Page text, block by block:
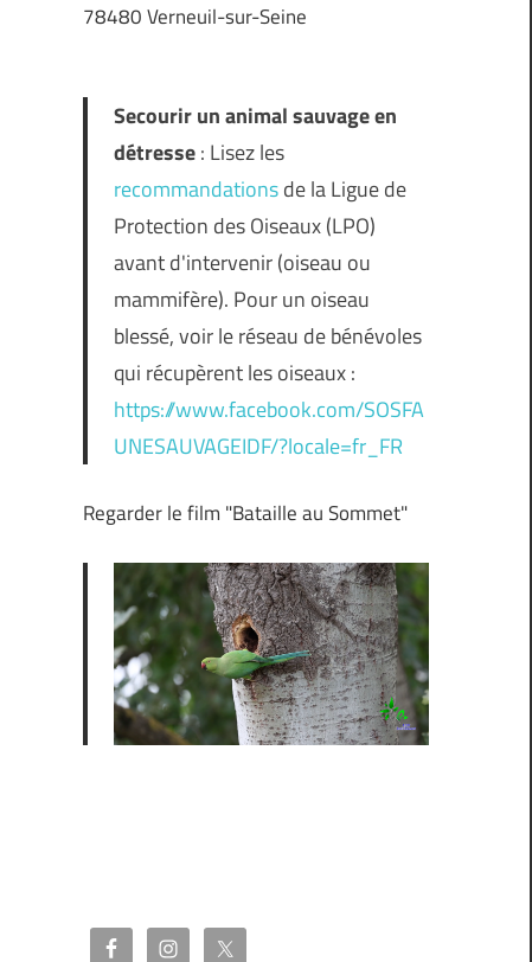
78480 Verneuil-sur-Seine
Secourir un animal sauvage en
détresse: Lisez les
recommandationsde la Ligue de
Protection des Oiseaux (LPO)
avant d'intervenir (oiseau ou
mammifère). Pour un oiseau
blessé, voir le réseau de bénévoles
qui récupèrent les oiseaux :
https://www.facebook.com/SOSFA
UNESAUVAGEIDF/?locale=fr_FR
Regarder le film "Bataille au Sommet"